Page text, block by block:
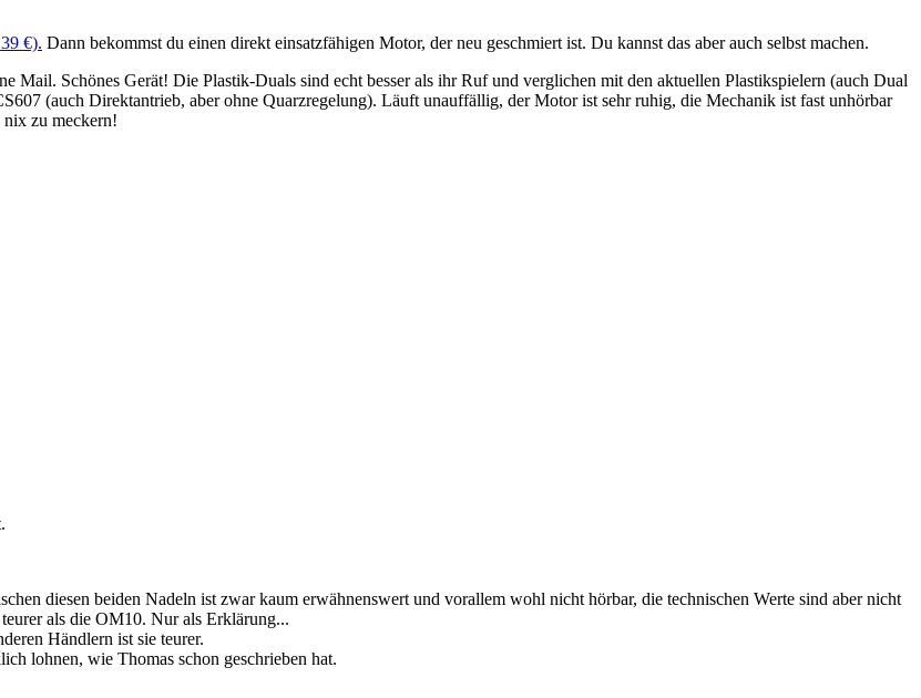
€). Dann bekommst du einen direkt einsatzfähigen Motor, der neu geschmiert ist. Du kannst das aber auch selbst machen.
Mail. Schönes Gerät! Die Plastik-Duals sind echt besser als ihr Ruf und verglichen mit den aktuellen Plastikspielern (auch Dual
(auch Direktantrieb, aber ohne Quarzregelung). Läuft unauffällig, der Motor ist sehr ruhig, die Mechanik ist fast unhörbar
nix zu meckern!
diesen beiden Nadeln ist zwar kaum erwähnenswert und vorallem wohl nicht hörbar, die technischen Werte sind aber nicht
als die OM10. Nur als Erklärung...
Händlern ist sie teurer.
lohnen, wie Thomas schon geschrieben hat.